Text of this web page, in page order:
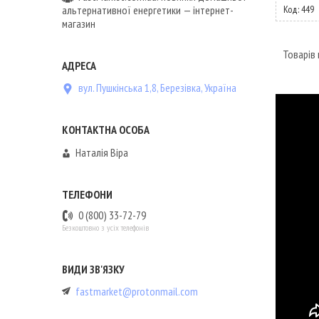
449
альтернативної енергетики — інтернет-
магазин
вул. Пушкінська 1,8, Березівка, Україна
Наталія Віра
0 (800) 33-72-79
Безкоштовно з усіх телефонів
fastmarket@protonmail.com